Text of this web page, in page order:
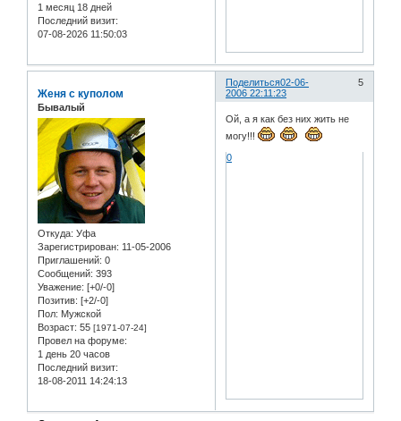
1 месяц 18 дней
Последний визит:
07-08-2026 11:50:03
Поделиться 5
02-06-
2006 22:11:23
Женя с куполом
Бывалый
Откуда: Уфа
Зарегистрирован: 11-05-2006
Приглашений: 0
Сообщений: 393
Уважение: [+0/-0]
Позитив: [+2/-0]
Пол: Мужской
Возраст: 55 [1971-07-24]
Провел на форуме:
1 день 20 часов
Последний визит:
18-08-2011 14:24:13
Ой, а я как без них жить не
могу!!!
0